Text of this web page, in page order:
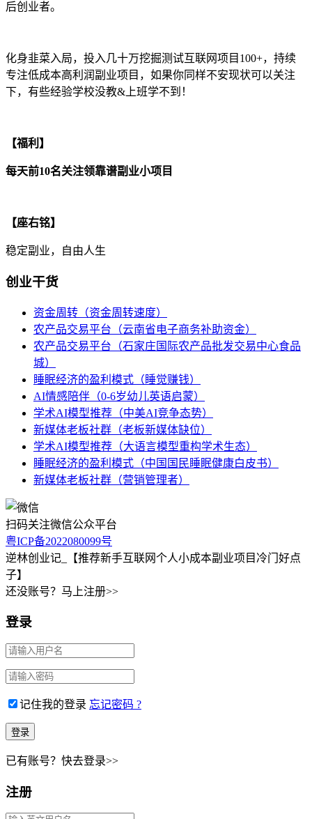
后创业者。
化身韭菜入局，投入几十万挖掘测试互联网项目100+，持续
专注低成本高利润副业项目，如果你同样不安现状可以关注
下，有些经验学校没教&上班学不到！
【福利】
每天前10名关注领靠谱副业小项目
【座右铭】
稳定副业，自由人生
创业干货
资金周转（资金周转速度）
农产品交易平台（云南省电子商务补助资金）
农产品交易平台（石家庄国际农产品批发交易中心食品
城）
睡眠经济的盈利模式（睡觉赚钱）
AI情感陪伴（0-6岁幼儿英语启蒙）
学术AI模型推荐（中美AI竞争态势）
新媒体老板社群（老板新媒体缺位）
学术AI模型推荐（大语言模型重构学术生态）
睡眠经济的盈利模式（中国国民睡眠健康白皮书）
新媒体老板社群（营销管理者）
扫码关注微信公众平台
粤ICP备2022080099号
逆林创业记_【推荐新手互联网个人小成本副业项目冷门好点
子】
还没账号？马上注册>>
登录
记住我的登录 忘记密码 ?
已有账号？快去登录>>
注册